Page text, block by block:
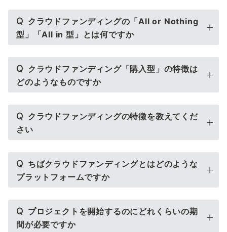
Q クラウドファンディングの「All or Nothing
型」「All in 型」とは何ですか
Q クラウドファンディング「購入型」の特徴は
どのようなものですか
Q クラウドファンディングの特徴を教えてくだ
さい
Q ちばクラウドファンディングとはどのような
プラットフォームですか
Q プロジェクトを開始するのにどれくらいの期
間が必要ですか